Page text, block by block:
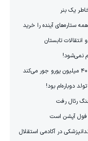
یک بنر
ستاره‌های آینده را خرید
تابستان
نمی‌شود!
دوباره‌ام بود!
رئال رفت
فول آپشن است
در آکادمی استقلال